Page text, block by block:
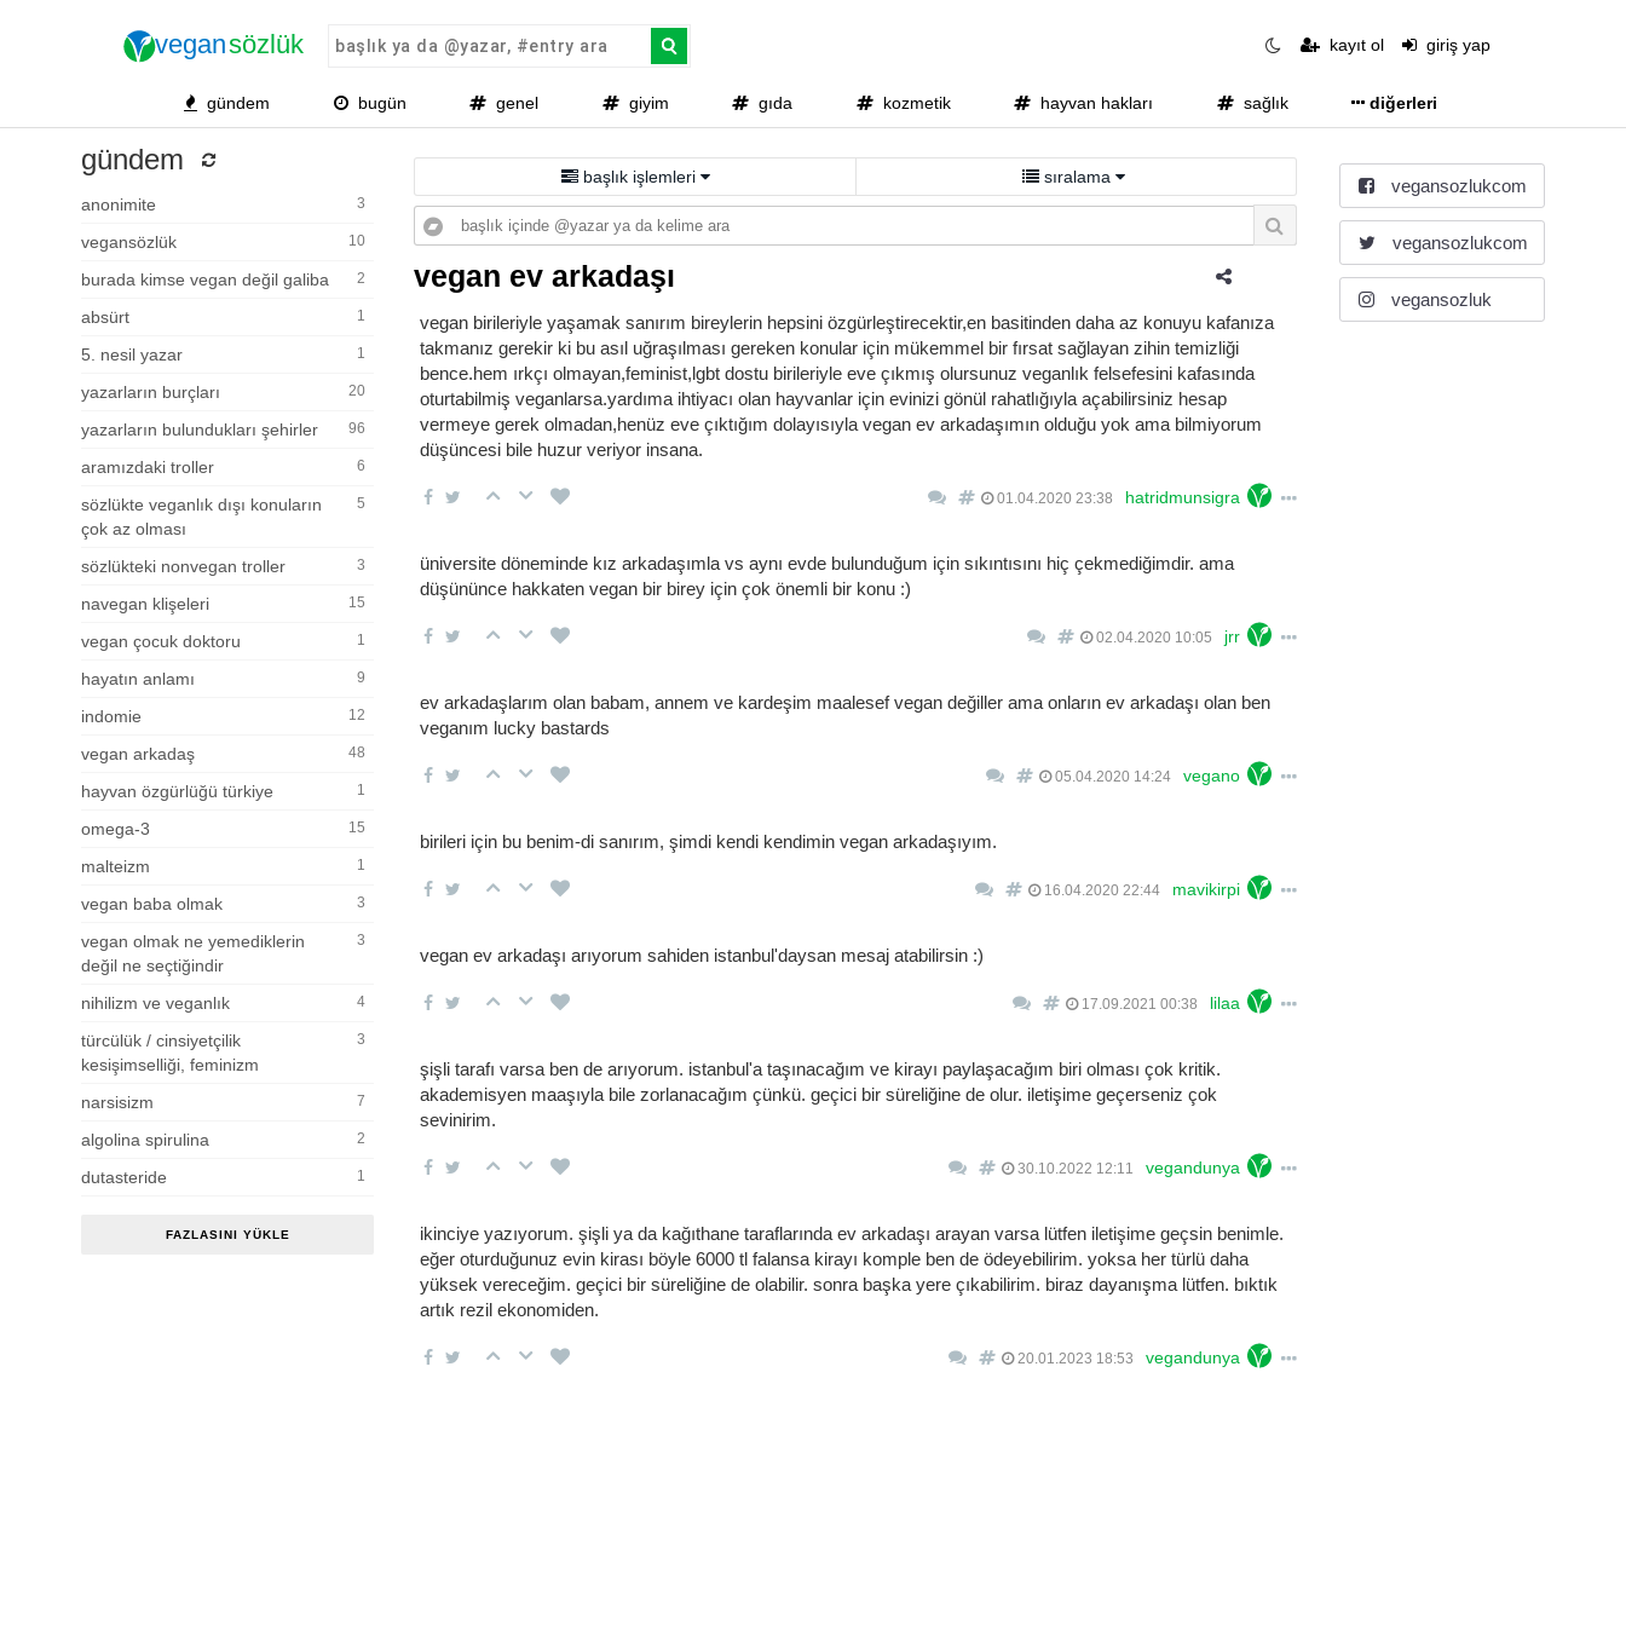
kayıt ol giriş yap
gündem bugün genel giyim gıda kozmetik hayvan hakları sağlık diğerleri
gündem
anonimite 3
vegansözlük 10
burada kimse vegan değil galiba 2
absürt 1
5. nesil yazar 1
yazarların burçları 20
yazarların bulundukları şehirler 96
aramızdaki troller 6
sözlükte veganlık dışı konuların
çok az olması
5
sözlükteki nonvegan troller 3
navegan klişeleri 15
vegan çocuk doktoru 1
hayatın anlamı 9
indomie 12
vegan arkadaş 48
hayvan özgürlüğü türkiye 1
omega-3 15
malteizm 1
vegan baba olmak 3
vegan olmak ne yemediklerin
değil ne seçtiğindir
3
nihilizm ve veganlık 4
türcülük / cinsiyetçilik
kesişimselliği, feminizm
3
narsisizm 7
algolina spirulina 2
dutasteride 1
FAZLASINI YÜKLE
başlık işlemleri sıralama
vegan ev arkadaşı
vegan birileriyle yaşamak sanırım bireylerin hepsini özgürleştirecektir,en basitinden daha az konuyu kafanıza
takmanız gerekir ki bu asıl uğraşılması gereken konular için mükemmel bir fırsat sağlayan zihin temizliği
bence.hem ırkçı olmayan,feminist,lgbt dostu birileriyle eve çıkmış olursunuz veganlık felsefesini kafasında
oturtabilmiş veganlarsa.yardıma ihtiyacı olan hayvanlar için evinizi gönül rahatlığıyla açabilirsiniz hesap
vermeye gerek olmadan,henüz eve çıktığım dolayısıyla vegan ev arkadaşımın olduğu yok ama bilmiyorum
düşüncesi bile huzur veriyor insana.
01.04.2020 23:38 hatridmunsigra
üniversite döneminde kız arkadaşımla vs aynı evde bulunduğum için sıkıntısını hiç çekmediğimdir. ama
düşününce hakkaten vegan bir birey için çok önemli bir konu :)
02.04.2020 10:05 jrr
ev arkadaşlarım olan babam, annem ve kardeşim maalesef vegan değiller ama onların ev arkadaşı olan ben
veganım lucky bastards
05.04.2020 14:24 vegano
birileri için bu benim-di sanırım, şimdi kendi kendimin vegan arkadaşıyım.
16.04.2020 22:44 mavikirpi
vegan ev arkadaşı arıyorum sahiden istanbul'daysan mesaj atabilirsin :)
17.09.2021 00:38 lilaa
şişli tarafı varsa ben de arıyorum. istanbul'a taşınacağım ve kirayı paylaşacağım biri olması çok kritik.
akademisyen maaşıyla bile zorlanacağım çünkü. geçici bir süreliğine de olur. iletişime geçerseniz çok
sevinirim.
30.10.2022 12:11 vegandunya
ikinciye yazıyorum. şişli ya da kağıthane taraflarında ev arkadaşı arayan varsa lütfen iletişime geçsin benimle.
eğer oturduğunuz evin kirası böyle 6000 tl falansa kirayı komple ben de ödeyebilirim. yoksa her türlü daha
yüksek vereceğim. geçici bir süreliğine de olabilir. sonra başka yere çıkabilirim. biraz dayanışma lütfen. bıktık
artık rezil ekonomiden.
20.01.2023 18:53 vegandunya
vegansozlukcom
vegansozlukcom
vegansozluk